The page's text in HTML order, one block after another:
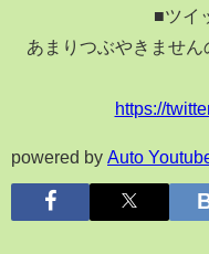
■ツイ
あまりつぶやきませ
https://
powered by Auto